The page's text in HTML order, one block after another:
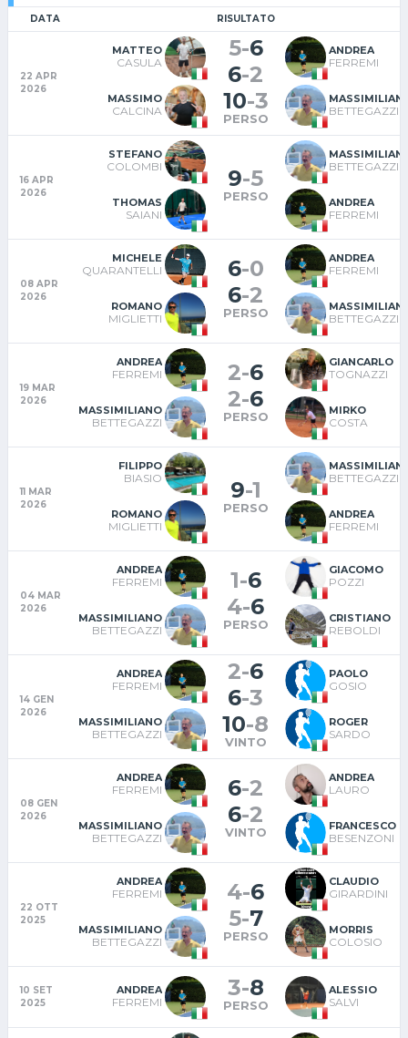
DATA RISULTATO
22 APR
2026
MATTEO
CASULA
MASSIMO
CALCINA
5-6
6-2
10-3
PERSO
ANDREA
FERREMI
BETTEGAZZI
16 APR
2026
STEFANO
COLOMBI
THOMAS
SAIANI
9-5
PERSO
BETTEGAZZI
ANDREA
FERREMI
08 APR
2026
MICHELE
QUARANTELLI
ROMANO
MIGLIETTI
6-0
6-2
PERSO
ANDREA
FERREMI
BETTEGAZZI
19 MAR
2026
ANDREA
FERREMI
MASSIMILIANO
BETTEGAZZI
2-6
2-6
PERSO
GIANCARLO
TOGNAZZI
MIRKO
COSTA
11 MAR
2026
FILIPPO
BIASIO
ROMANO
MIGLIETTI
9-1
PERSO
BETTEGAZZI
ANDREA
FERREMI
04 MAR
2026
ANDREA
FERREMI
MASSIMILIANO
BETTEGAZZI
1-6
4-6
PERSO
GIACOMO
POZZI
CRISTIANO
REBOLDI
14 GEN
2026
ANDREA
FERREMI
MASSIMILIANO
BETTEGAZZI
2-6
6-3
10-8
VINTO
PAOLO
GOSIO
ROGER
SARDO
08 GEN
2026
ANDREA
FERREMI
MASSIMILIANO
BETTEGAZZI
6-2
6-2
VINTO
ANDREA
LAURO
FRANCESCO
BESENZONI
22 OTT
2025
ANDREA
FERREMI
MASSIMILIANO
BETTEGAZZI
4-6
5-7
PERSO
CLAUDIO
GIRARDINI
MORRIS
COLOSIO
10 SET
2025
ANDREA
FERREMI
3-8
PERSO
ALESSIO
SALVI